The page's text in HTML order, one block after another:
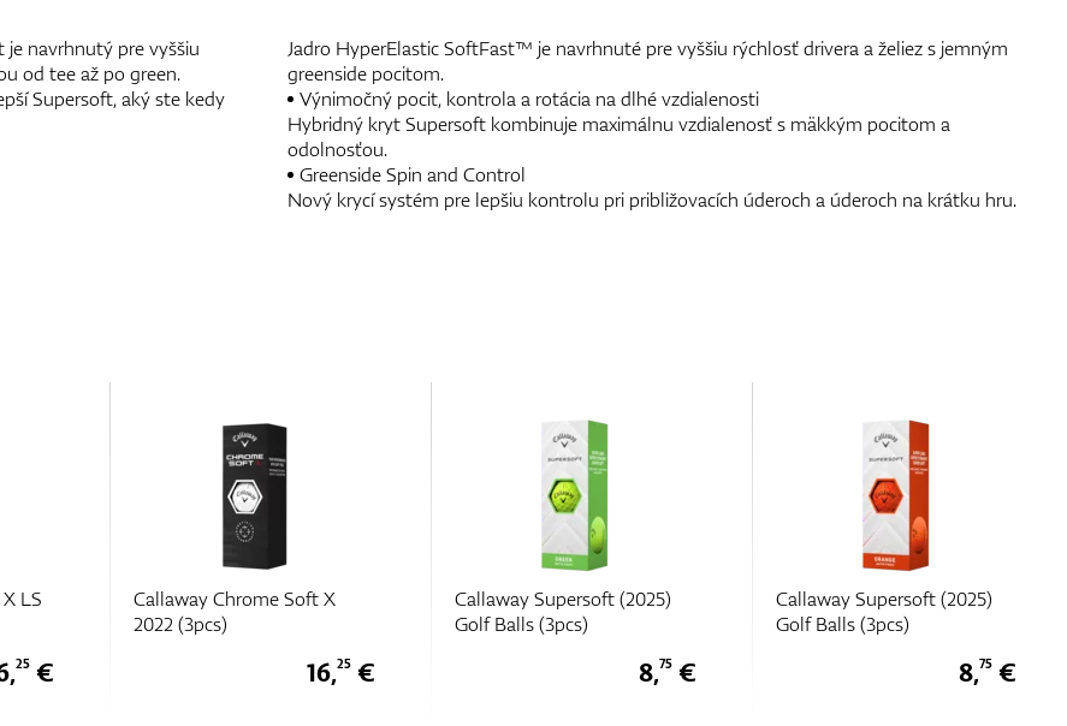
je navrhnutý pre vyššiu
od tee až po green.
Supersoft, aký ste kedy
Jadro HyperElastic SoftFast™ je navrhnuté pre vyššiu rýchlosť drivera a želiez s jemným
greenside pocitom.
Výnimočný pocit, kontrola a rotácia na dlhé vzdialenosti
Hybridný kryt Supersoft kombinuje maximálnu vzdialenosť s mäkkým pocitom a
odolnosťou.
Greenside Spin and Control
Nový krycí systém pre lepšiu kontrolu pri približovacích úderoch a úderoch na krátku hru.
25 €
Callaway Supersoft (2025)
Golf Balls (3pcs)
8,75€
Callaway Supersoft (2025)
Golf Balls (3pcs)
8,75€
Callaway Chrome Tour X
(3pcs)
16,25 €